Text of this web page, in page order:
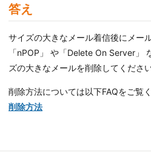
答え
サイズの大きなメール着信後にメー
「nPOP」 や「Delete On Server」
ズの大きなメールを削除してください
削除方法については以下FAQをご覧
削除方法